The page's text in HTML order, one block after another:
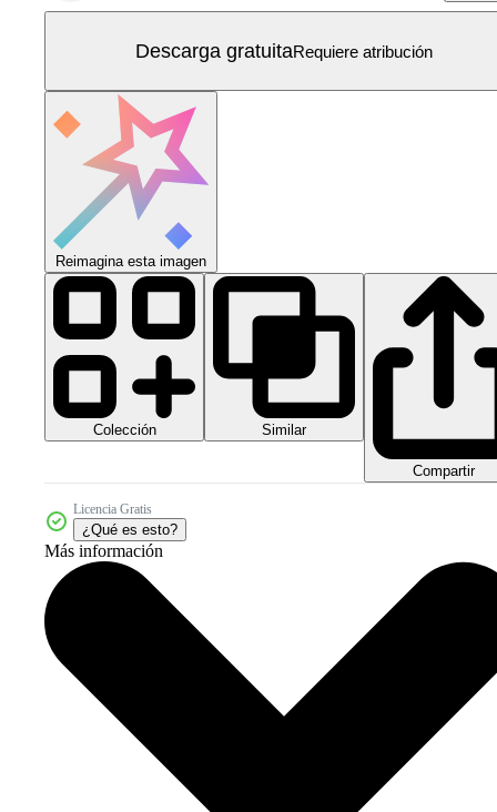
Descarga gratuitaRequiere atribución
Reimagina esta imagen
Colección Similar
Compartir
Licencia Gratis
¿Qué es esto?
Más información